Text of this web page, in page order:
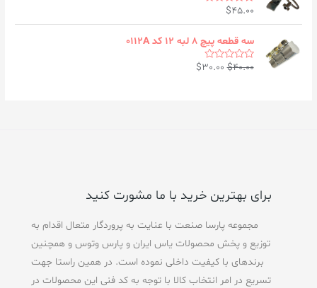
o
o
f
5
R
e
d
0
o
$45.00
سه قطعه پیچ ۸ لبه ۱۲ کد ۰۱۱۲A
R
$40.00
$30.00
برای بهترین خرید با ما مشورت کنید
مجموعه پارسا صنعت با عنایت به پروردگار متعال اقدام به
توزیع و پخش محصولات یاس ایران و پارس وتوس و همچنین
برندهای با کیفیت داخلی نموده است. در همین راستا جهت
تسریع در امر انتخاب کالا با توجه به کد فنی این محصولات در